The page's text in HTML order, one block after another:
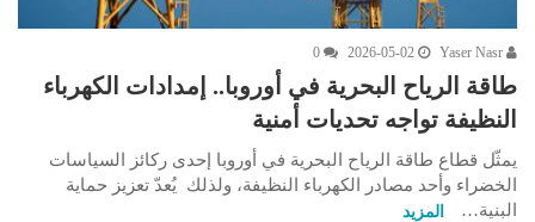
2026-05-02
0
طاقة الرياح البحرية في أوروبا.. إمدادات الكهرباء
النظيفة تواجه تحديات أمنية
يمثّل قطاع طاقة الرياح البحرية في أوروبا إحدى ركائز السياسات
الخضراء وأحد مصادر الكهرباء النظيفة، ولذلك يُعدّ تعزيز حماية
البنية…
المزيد